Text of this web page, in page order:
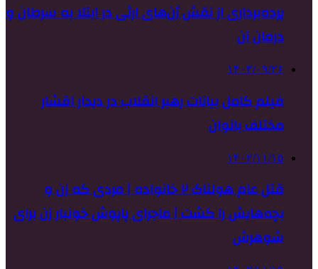
پرده‌برداری از نقش ژن‌های ارثی در ابتلا به سرطان و
درمان آن
۱۴۰۳/۰۹/۲۶
فیلم کامل بیانات رهبر انقلاب در دیدار اقشار
مختلف بانوان
۱۴۰۲/۱۱/۱۵
قتل عام هولناک ۲ خانواده | مردی که زن و
بچه‌هایش را کشت | ماجرای پاپوش خونبار زن برای
شوهرش